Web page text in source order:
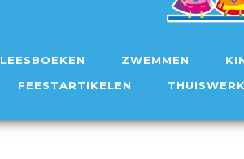
LEESBOEKEN ZWEMMEN
FEESTARTIKELEN